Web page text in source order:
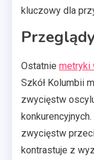
kluczowy dla
Ostatnie metryki
Szkół Kolumbii
zwycięstw
zwycięstw
kontrastuje z